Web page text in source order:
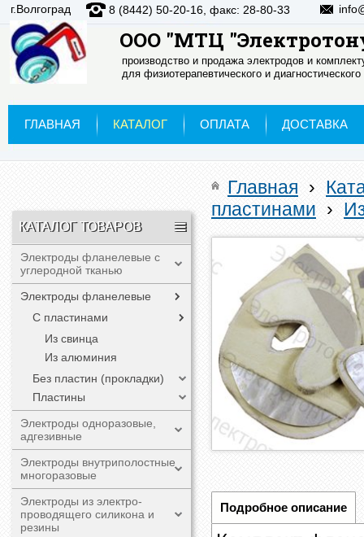
ООО "МТЦ
производство и продажа электродов и
для физиотерапевтического и
г.Волгоград 8 (8442) 50-20-16, факс: 28-80-33
ГЛАВНАЯ КАТАЛОГ ОПЛАТА ДОСТАВКА
КАТАЛОГ ТОВАРОВ
Электроды фланелевые с
углеродной тканью
Электроды фланелевые
С пластинами
Из свинца
Из алюминия
Без пластин (прокладки)
Пластины
Электроды одноразовые,
адгезивные
Электроды внутриполостные
многоразовые
Электроды из электро-
проводящего силикона и
резины
Главная ›
пластинами ›
Подробное описание